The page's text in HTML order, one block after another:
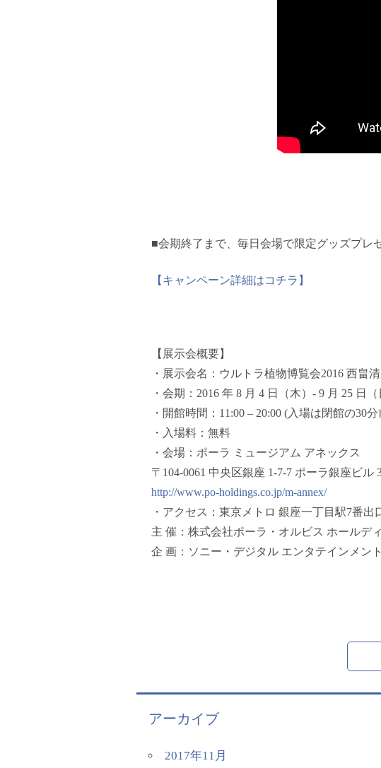
■会期終了まで、毎日会場で限定グッズプレ
【キャンペーン詳細はコチラ】
【展示会概要】
・展示会名： ウルトラ植物博覧会2016 西畠
・会期：2016 年 8 月 4 日（木）‐ 9 月 25 日
・開館時間：11:00 – 20:00 (入場は閉館の30
・入場料：無料
・会場：ポーラ ミュージアム アネックス
〒104-0061 中央区銀座 1-7-7 ポーラ銀座ビル
http://www.po-holdings.co.jp/m-annex/
・アクセス：東京メトロ 銀座一丁目駅7番出
主 催：株式会社ポーラ・オルビス ホールデ
企 画：ソニー・デジタル エンタテインメント
アーカイブ
2017年11月